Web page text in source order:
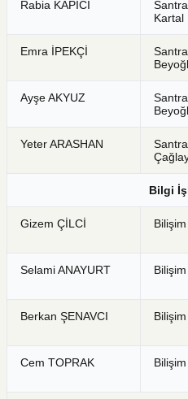
Rabia KAPICI
Kartal
Emra İPEKÇİ
Ayşe AKYUZ
Yeter ARASHAN
Bilgi
Gizem ÇİLCİ
Selami ANAYURT
Berkan ŞENAVCI
Cem TOPRAK